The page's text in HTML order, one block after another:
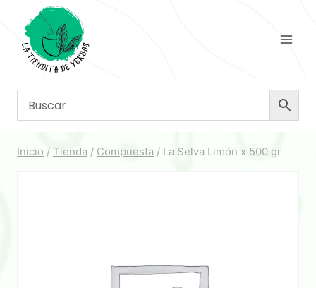
contenido
Inicio / Tienda / Compuesta / La Selva Limón x 500 gr